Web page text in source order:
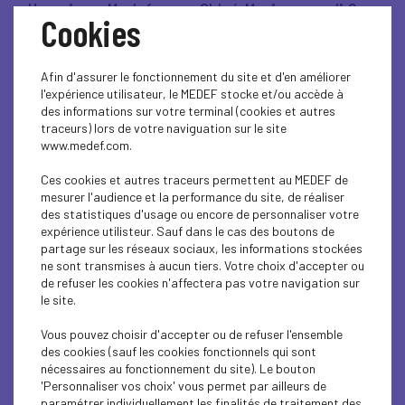
Un soir au Medef, avec Chloé Morin - mardi 9
décembre 2025
Lire l'article
VIE DU MEDEF
Penser l'entreprise de demain - mardi 25
novembre 2025
Lire l'article
ÉCONOMIE
Cookies
Afin d'assurer le fonctionnement du site et d'en améliorer
l'expérience utilisateur, le MEDEF stocke et/ou accède à
des informations sur votre terminal (cookies et autres
traceurs) lors de votre naviguation sur le site
www.medef.com.
Ces cookies et autres traceurs permettent au MEDEF de
mesurer l'audience et la performance du site, de réaliser
des statistiques d'usage ou encore de personnaliser votre
expérience utilisteur. Sauf dans le cas des boutons de
partage sur les réseaux sociaux, les informations stockées
ne sont transmises à aucun tiers. Votre choix d'accepter ou
de refuser les cookies n'affectera pas votre navigation sur
le site.
Vous pouvez choisir d'accepter ou de refuser l'ensemble
des cookies (sauf les cookies fonctionnels qui sont
nécessaires au fonctionnement du site). Le bouton
'Personnaliser vos choix' vous permet par ailleurs de